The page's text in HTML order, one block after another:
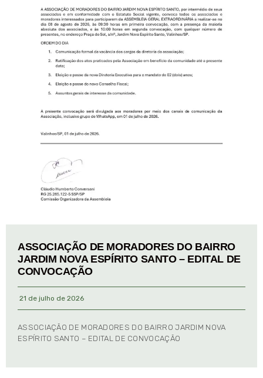
ASSOCIAÇÃO DE MORADORES DO BAIRRO
JARDIM NOVA ESPÍRITO SANTO – EDITAL DE
CONVOCAÇÃO
21 de julho de 2026
ASSOCIAÇÃO DE MORADORES DO BAIRRO JARDIM NOVA
ESPÍRITO SANTO – EDITAL DE CONVOCAÇÃO